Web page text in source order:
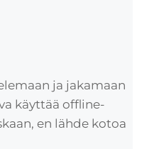
ja jakamaan
käyttää offline-
en lähde kotoa